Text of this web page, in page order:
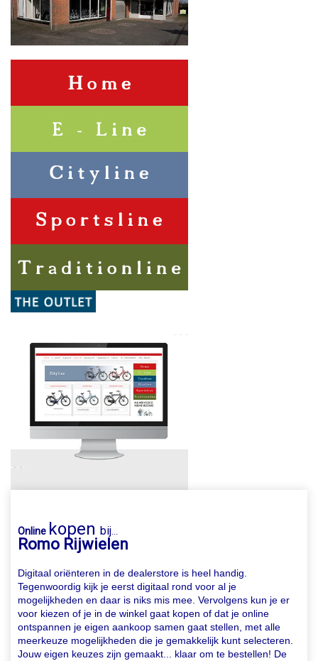
Online kopen bij...
Romo Rijwielen
Digitaal oriënteren in de dealerstore is heel handig.
Tegenwoordig kijk je eerst digitaal rond voor al je
mogelijkheden en daar is niks mis mee. Vervolgens kun je er
voor kiezen of je in de winkel gaat kopen of dat je online
ontspannen je eigen aankoop samen gaat stellen, met alle
meerkeuze mogelijkheden die je gemakkelijk kunt selecteren.
Jouw eigen keuzes zijn gemaakt... klaar om te bestellen! De